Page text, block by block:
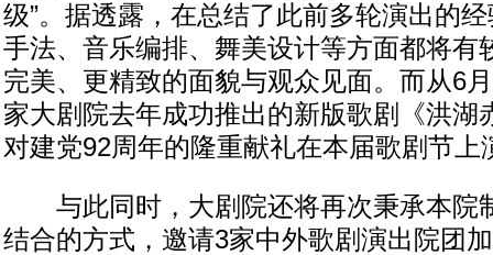
级”。据透露，在总结了此前多轮演出的
手法、音乐编排、舞美设计等方面都将有
完美、更精致的面貌与观众见面。而从6
家大剧院去年成功推出的新版歌剧《洪湖
对建党92周年的隆重献礼在本届歌剧节上
与此同时，大剧院还将再次秉承本院
结合的方式，邀请3家中外歌剧演出院团